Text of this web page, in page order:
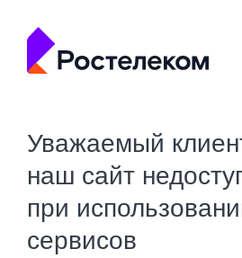
Уважаемый
наш сайт
при
сервисов